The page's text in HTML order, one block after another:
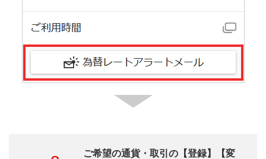
ご希望の通貨・取引の【登録】【変